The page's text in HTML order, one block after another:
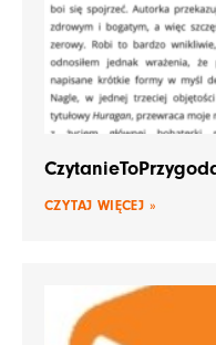
CZYTAJ WIĘCEJ »